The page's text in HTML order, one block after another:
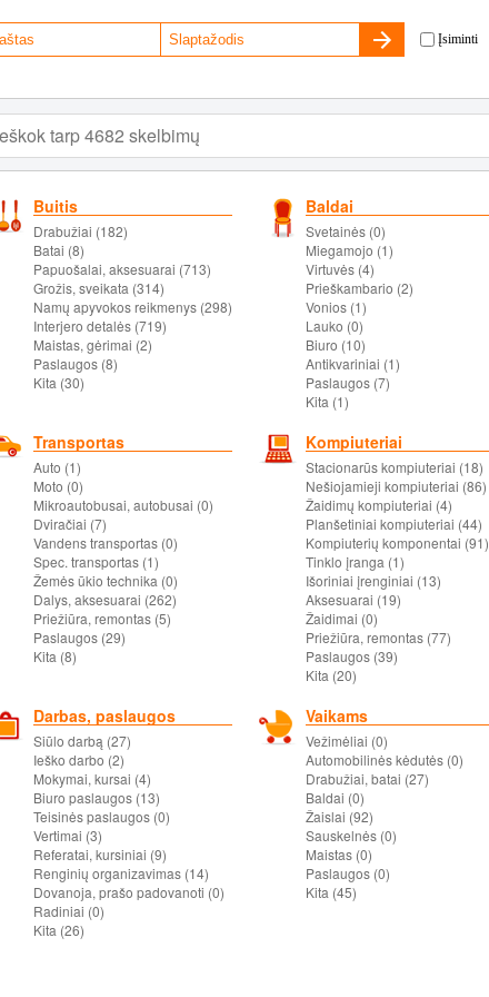
Įsiminti
Buitis
Drabužiai (182)
Batai (8)
Papuošalai, aksesuarai (713)
Grožis, sveikata (314)
Namų apyvokos reikmenys (298)
Interjero detalės (719)
Maistas, gėrimai (2)
Paslaugos (8)
Kita (30)
Baldai
Svetainės (0)
Miegamojo (1)
Virtuvės (4)
Prieškambario (2)
Vonios (1)
Lauko (0)
Biuro (10)
Antikvariniai (1)
Paslaugos (7)
Kita (1)
Transportas
Auto (1)
Moto (0)
Mikroautobusai, autobusai (0)
Dviračiai (7)
Vandens transportas (0)
Spec. transportas (1)
Žemės ūkio technika (0)
Dalys, aksesuarai (262)
Priežiūra, remontas (5)
Paslaugos (29)
Kita (8)
Kompiuteriai
Stacionarūs kompiuteriai (18)
Nešiojamieji kompiuteriai (86)
Žaidimų kompiuteriai (4)
Planšetiniai kompiuteriai (44)
Kompiuterių komponentai (91)
Tinklo įranga (1)
Išoriniai įrenginiai (13)
Aksesuarai (19)
Žaidimai (0)
Priežiūra, remontas (77)
Paslaugos (39)
Kita (20)
Darbas, paslaugos
Siūlo darbą (27)
Ieško darbo (2)
Mokymai, kursai (4)
Biuro paslaugos (13)
Teisinės paslaugos (0)
Vertimai (3)
Referatai, kursiniai (9)
Renginių organizavimas (14)
Dovanoja, prašo padovanoti (0)
Radiniai (0)
Kita (26)
Vaikams
Vežimėliai (0)
Automobilinės kėdutės (0)
Drabužiai, batai (27)
Baldai (0)
Žaislai (92)
Sauskelnės (0)
Maistas (0)
Paslaugos (0)
Kita (45)